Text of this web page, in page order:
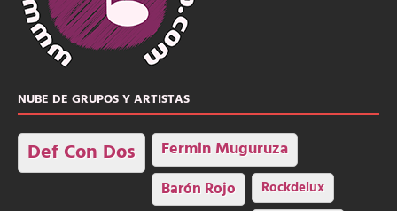
NUBE DE GRUPOS Y ARTISTAS
Def Con Dos Fermin Muguruza
Barón Rojo Rockdelux